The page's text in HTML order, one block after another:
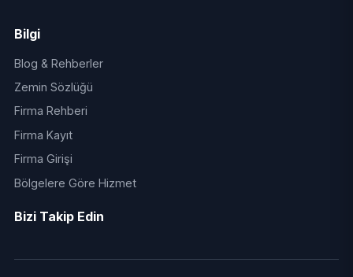
Bilgi
Blog & Rehberler
Zemin Sözlüğü
Firma Rehberi
Firma Kayıt
Firma Girişi
Bölgelere Göre Hizmet
Bizi Takip Edin